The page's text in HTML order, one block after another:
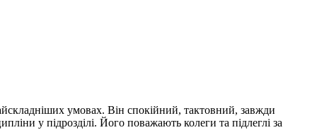
умовах. Він спокійний, тактовний, завжди
у підрозділі. Його поважають колеги та підлеглі за